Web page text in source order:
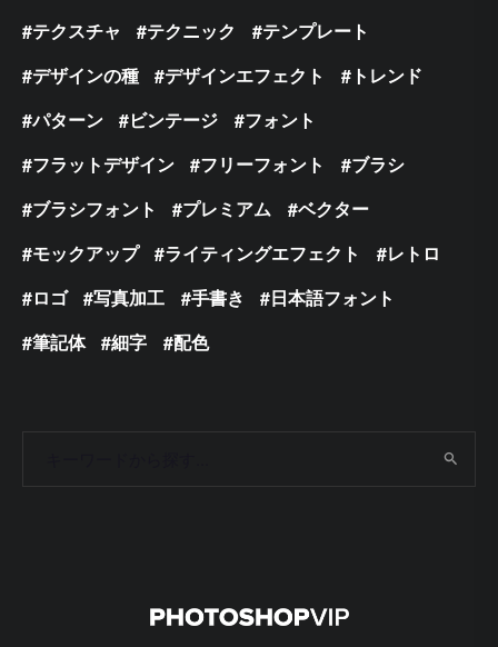
テクスチャ
テクニック
テンプレート
デザインの種
デザインエフェクト
トレンド
パターン
ビンテージ
フォント
フラットデザイン
フリーフォント
ブラシ
ブラシフォント
プレミアム
ベクター
モックアップ
ライティングエフェクト
レトロ
ロゴ
写真加工 手書き
日本語フォント
筆記体
細字 配色